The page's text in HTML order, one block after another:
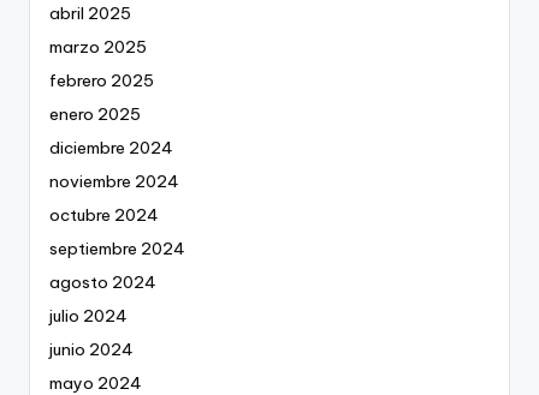
abril 2025
marzo 2025
febrero 2025
enero 2025
diciembre 2024
noviembre 2024
octubre 2024
septiembre 2024
agosto 2024
julio 2024
junio 2024
mayo 2024